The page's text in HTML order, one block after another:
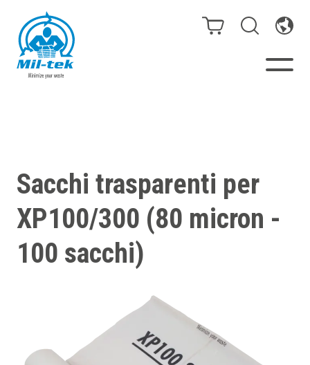
Il tuo settore
Azienda
Contatti
Sacchi trasparenti per
XP100/300 (80 micron -
100 sacchi)